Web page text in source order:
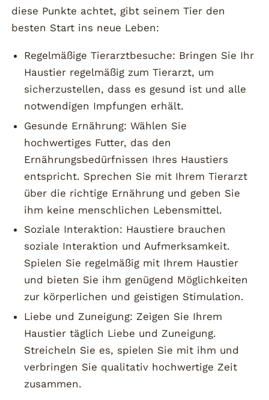
diese Punkte achtet, gibt seinem Tier den
besten Start ins neue Leben:
Regelmäßige Tierarztbesuche: Bringen Sie Ihr
Haustier regelmäßig zum Tierarzt, um
sicherzustellen, dass es gesund ist und alle
notwendigen Impfungen erhält.
Gesunde Ernährung: Wählen Sie
hochwertiges Futter, das den
Ernährungsbedürfnissen Ihres Haustiers
entspricht. Sprechen Sie mit Ihrem Tierarzt
über die richtige Ernährung und geben Sie
ihm keine menschlichen Lebensmittel.
Soziale Interaktion: Haustiere brauchen
soziale Interaktion und Aufmerksamkeit.
Spielen Sie regelmäßig mit Ihrem Haustier
und bieten Sie ihm genügend Möglichkeiten
zur körperlichen und geistigen Stimulation.
Liebe und Zuneigung: Zeigen Sie Ihrem
Haustier täglich Liebe und Zuneigung.
Streicheln Sie es, spielen Sie mit ihm und
verbringen Sie qualitativ hochwertige Zeit
zusammen.